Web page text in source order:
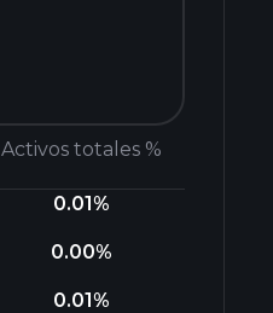
Activos totales %
0.01%
0.00%
0.01%